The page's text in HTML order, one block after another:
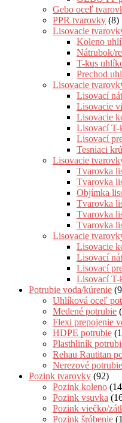
Gebo oceľ
PPR tvarovky (8)
Lisovacie
Koleno
Nátrubok/
T-kus
Prechod
Lisovacie
Lisovací
Lisovacie
Lisovacie
Lisovací T-
Lisovací
Tesniaci
Lisovacie
Tvarovka
Tvarovka
Objímka
Tvarovka
Tvarovka
Tvarovka
Lisovacie
Lisovacie
Lisovací
Lisovací
Lisovací T-
Potrubie voda/kúrenie
Uhlíková oceľ
Medené potrubie
Flexi prepojenie
HDPE potrubie
Plasthliník
Rehau Rautitan
Nerezové potrubie
Pozink tvarovky (92)
Pozink koleno
Pozink vsuvka
Pozink viečko/
Pozink šróbenie